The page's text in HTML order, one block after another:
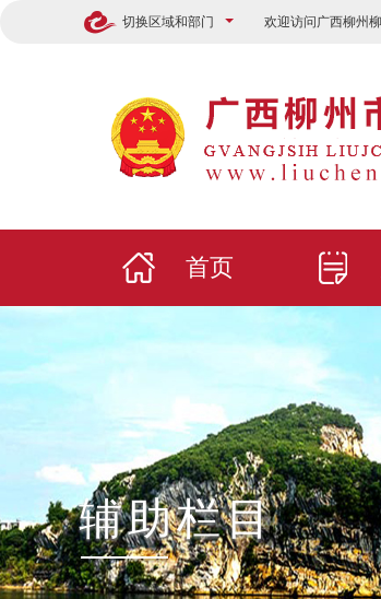
切换区域和部门 欢迎访问广西柳州
首页
辅助栏目